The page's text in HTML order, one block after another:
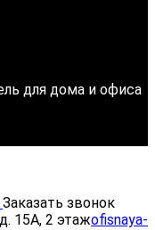
для дома и офиса
Заказать звонок
15А, 2 этажofisnaya-